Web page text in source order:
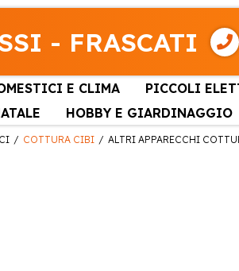
- FRASCATI
E CLIMA PICCOLI
HOBBY E GIARDINAGGIO
COTTURA CIBI ALTRI APPARECCHI